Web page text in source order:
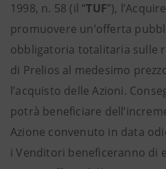
1998, n. 58 (il “TUF”),
promuovere un’offerta
obbligatoria totalitaria sulle
di Prelios al medesimo
l’acquisto delle Azioni.
potrà beneficiare
Azione convenuto in data
i Venditori beneficeranno di